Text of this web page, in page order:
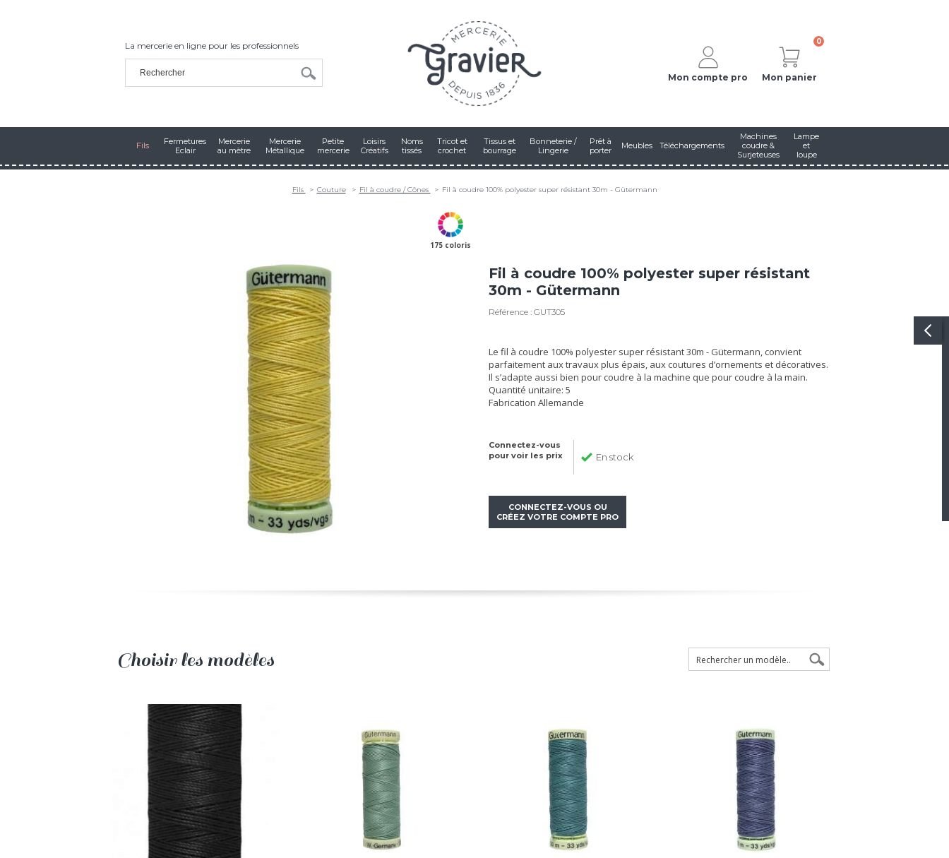
La mercerie en ligne pour les professionnels
Mon compte pro
0
Mon panier
Fils
Fermetures
Eclair
Mercerie
au mètre
Mercerie
Métallique
Petite
mercerie
Loisirs
Créatifs
Noms
tissés
Tricot et
crochet
Tissus et
bourrage
Bonneterie /
Lingerie
Prêt à
porter
Meubles Téléchargements
Machines
coudre &
Surjeteuses
Lampe
et
loupe
Fils Couture Fil à coudre / Cônes Fil à coudre 100% polyester super résistant 30m - Gütermann
175 coloris
Fil à coudre 100% polyester super résistant
30m - Gütermann
Référence : GUT305
Le fil à coudre 100% polyester super résistant 30m - Gütermann, convient
parfaitement aux travaux plus épais, aux coutures d’ornements et décoratives.
Il s’adapte aussi bien pour coudre à la machine que pour coudre à la main.
Quantité unitaire: 5
Fabrication Allemande
Connectez-vous
pour voir les prix
En stock
CONNECTEZ-VOUS OU
CRÉEZ VOTRE COMPTE PRO
Choisir les modèles